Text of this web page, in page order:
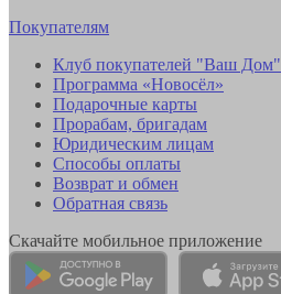
Покупателям
Клуб покупателей "Ваш Дом"
Программа «Новосёл»
Подарочные карты
Прорабам, бригадам
Юридическим лицам
Способы оплаты
Возврат и обмен
Обратная связь
Скачайте мобильное приложение